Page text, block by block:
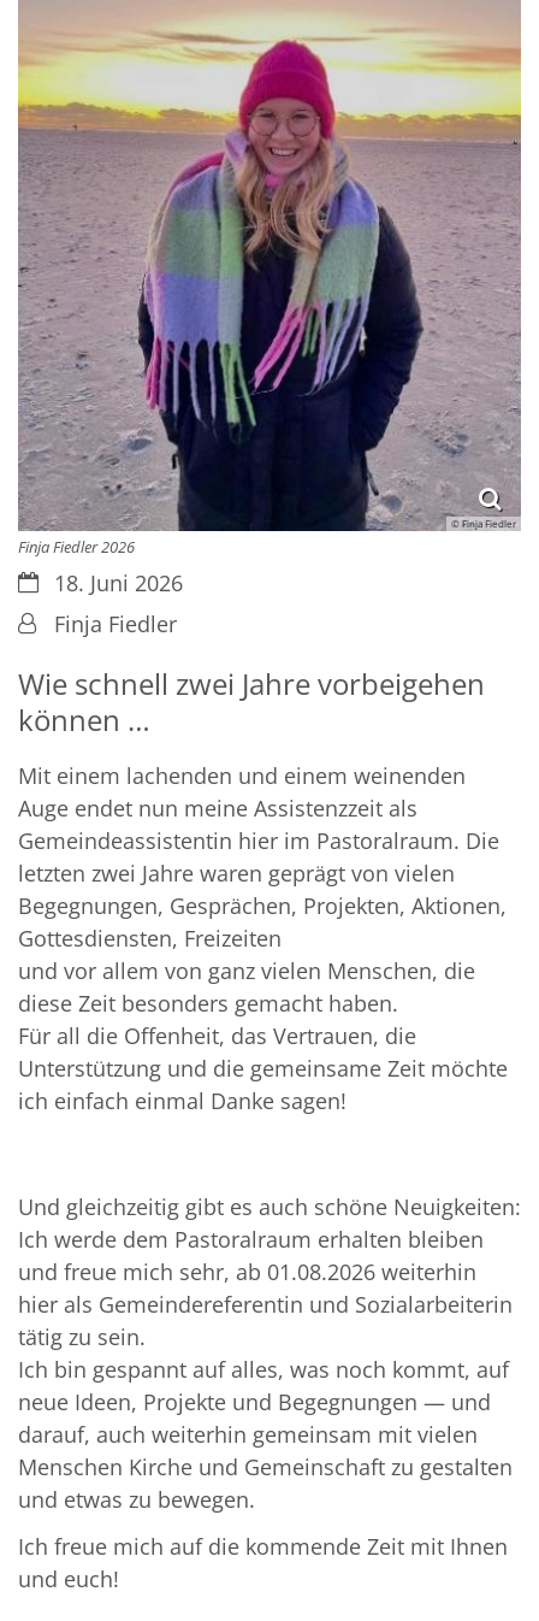
© Finja Fiedler
Finja Fiedler 2026
Datum:18. Juni 2026
Von:Finja Fiedler
Wie schnell zwei Jahre vorbeigehen
können …
Mit einem lachenden und einem weinenden
Auge endet nun meine Assistenzzeit als
Gemeindeassistentin hier im Pastoralraum. Die
letzten zwei Jahre waren geprägt von vielen
Begegnungen, Gesprächen, Projekten, Aktionen,
Gottesdiensten, Freizeiten
und vor allem von ganz vielen Menschen, die
diese Zeit besonders gemacht haben.
Für all die Offenheit, das Vertrauen, die
Unterstützung und die gemeinsame Zeit möchte
ich einfach einmal Danke sagen!
Und gleichzeitig gibt es auch schöne Neuigkeiten:
Ich werde dem Pastoralraum erhalten bleiben
und freue mich sehr, ab 01.08.2026 weiterhin
hier als Gemeindereferentin und Sozialarbeiterin
tätig zu sein.
Ich bin gespannt auf alles, was noch kommt, auf
neue Ideen, Projekte und Begegnungen — und
darauf, auch weiterhin gemeinsam mit vielen
Menschen Kirche und Gemeinschaft zu gestalten
und etwas zu bewegen.
Ich freue mich auf die kommende Zeit mit Ihnen
und euch!